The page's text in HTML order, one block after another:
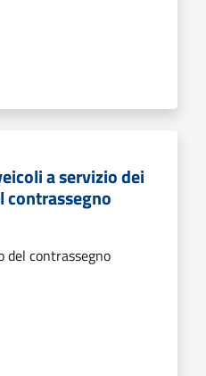
a servizio dei
contrassegno
del contrassegno